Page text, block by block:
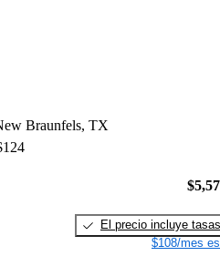
Braunfels, TX
El precio incluye tasas
$108/mes